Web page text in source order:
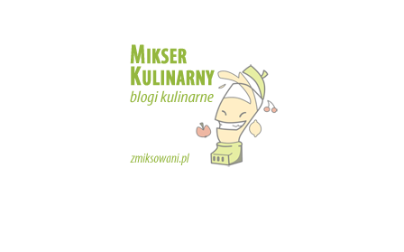
Magdalenki | Manufaktura Smaków
01:40